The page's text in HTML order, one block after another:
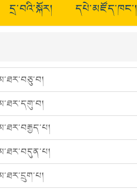
དྲ་བའི་སྐོར། དཔེ་མཛོད་ཁང་།